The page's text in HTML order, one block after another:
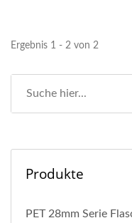
Ergebnis 1 - 2 von 2
Produkte
PET 28mm Serie